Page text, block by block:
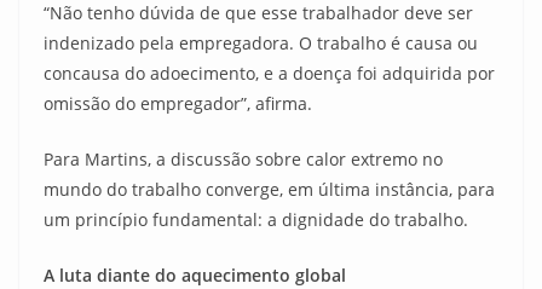
“Não tenho dúvida de que esse trabalhador deve ser
indenizado pela empregadora. O trabalho é causa ou
concausa do adoecimento, e a doença foi adquirida por
omissão do empregador”, afirma.
Para Martins, a discussão sobre calor extremo no
mundo do trabalho converge, em última instância, para
um princípio fundamental: a dignidade do trabalho.
A luta diante do aquecimento global